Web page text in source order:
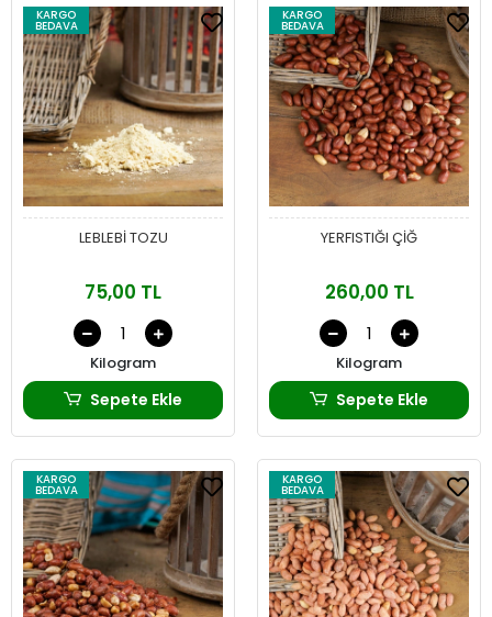
KARGO
BEDAVA
LEBLEBİ TOZU
75,00 TL
Kilogram
Sepete Ekle
KARGO
BEDAVA
YERFISTIĞI ÇİĞ
260,00 TL
Kilogram
Sepete Ekle
KARGO
BEDAVA
KARGO
BEDAVA